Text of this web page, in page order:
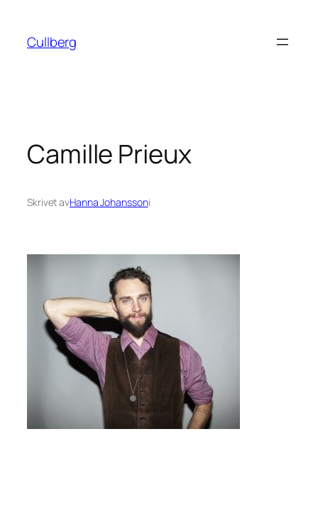
innehåll
Cullberg
Camille Prieux
Skrivet avHanna Johanssoni